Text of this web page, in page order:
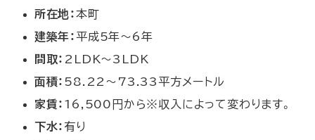
所在地：本町
建築年：平成5年～6年
間取： 2LDK～3LDK
面積： 58.22～73.33平方メートル
家賃： 16,500円から※収入によって変わります。
下水： 有り